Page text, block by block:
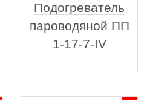
Подогреватель
пароводяной ПП
1-17-7-IV